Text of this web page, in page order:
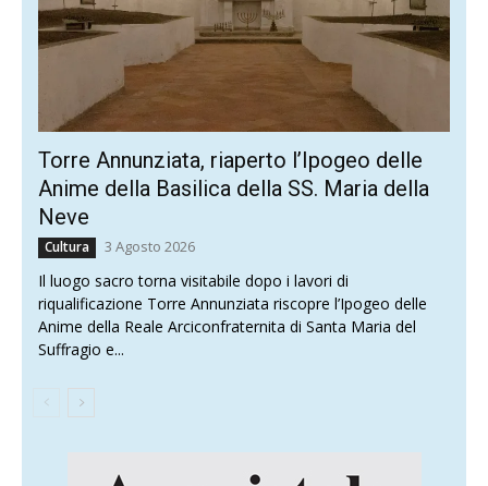
Torre Annunziata, riaperto l’Ipogeo delle
Anime della Basilica della SS. Maria della
Neve
Cultura 3 Agosto 2026
Il luogo sacro torna visitabile dopo i lavori di
riqualificazione Torre Annunziata riscopre l’Ipogeo delle
Anime della Reale Arciconfraternita di Santa Maria del
Suffragio e...